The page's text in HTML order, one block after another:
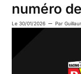
numéro
Le 30/01/2026 Par